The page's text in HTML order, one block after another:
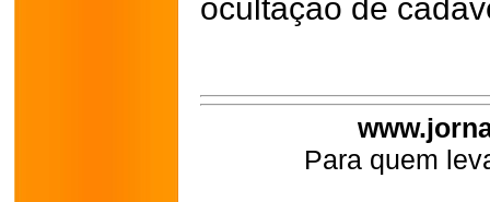
ocultação de
Para quem